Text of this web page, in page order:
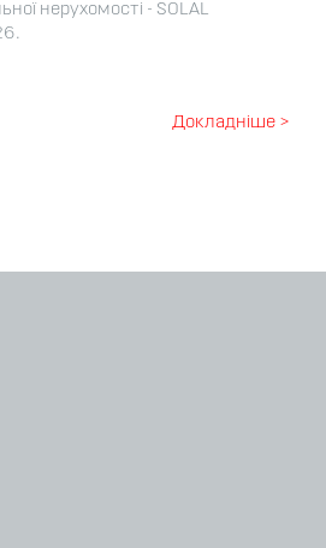
нерухомості - SOLAL
Докладніше >